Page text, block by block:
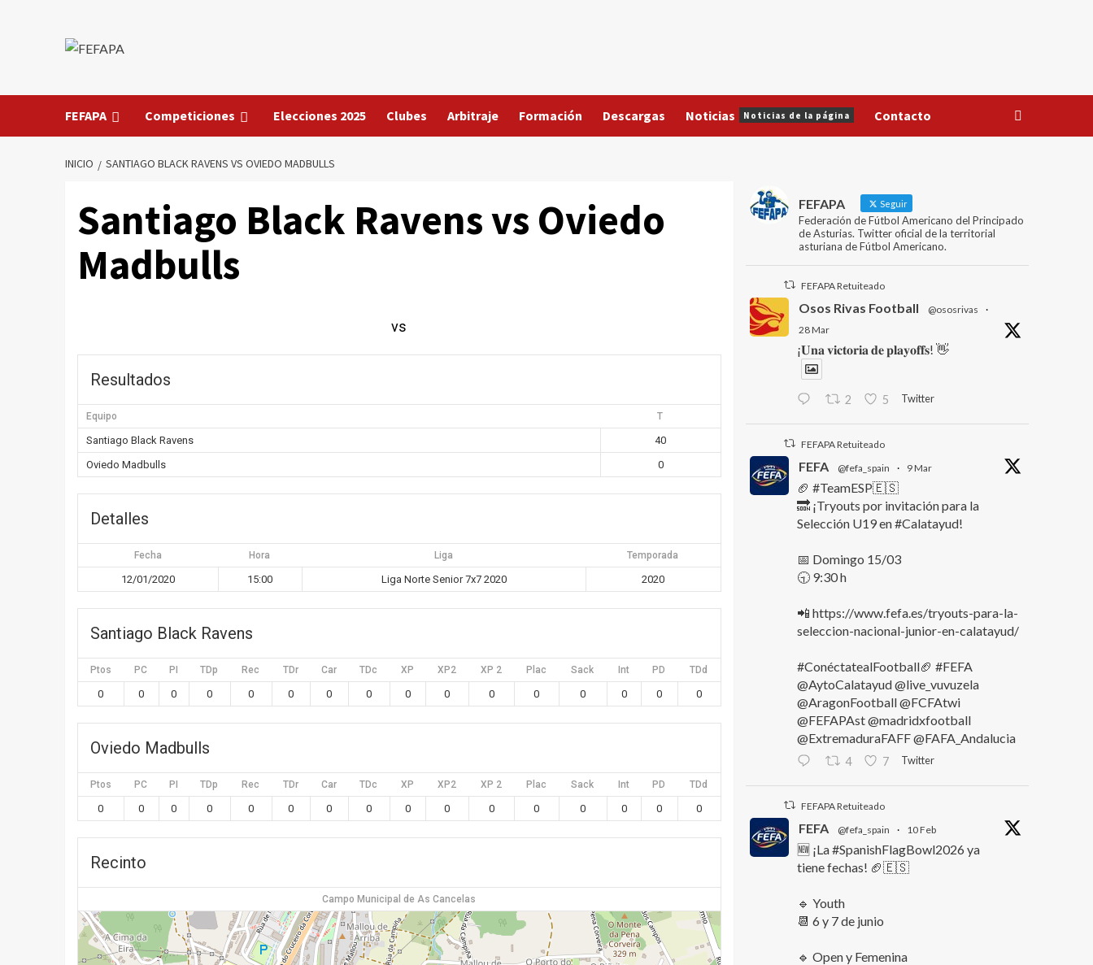
FEFAPA Competiciones Elecciones 2025 Clubes Arbitraje Formación Descargas Noticias Noticias de la página Contacto
INICIO SANTIAGO BLACK RAVENS VS OVIEDO MADBULLS
Santiago Black Ravens vs Oviedo
Madbulls
vs
Resultados
Equipo T
Santiago Black Ravens
40
Oviedo Madbulls
0
Detalles
Fecha Hora Liga Temporada
12/01/2020 15:00 Liga Norte Senior 7x7 2020 2020
Santiago Black Ravens
Ptos PC PI TDp Rec TDr Car TDc XP XP2 XP 2 Plac Sack Int PD TDd
0 0 0 0 0 0 0 0 0 0 0 0 0 0 0 0
Oviedo Madbulls
Ptos PC PI TDp Rec TDr Car TDc XP XP2 XP 2 Plac Sack Int PD TDd
0 0 0 0 0 0 0 0 0 0 0 0 0 0 0 0
Recinto
Campo Municipal de As Cancelas
FEFAPA Seguir
Federación de Fútbol Americano del Principado
de Asturias. Twitter oficial de la territorial
asturiana de Fútbol Americano.
FEFAPA Retuiteado
Osos Rivas Football @ososrivas
·
28 Mar
¡𝐔𝐧𝐚 𝐯𝐢𝐜𝐭𝐨𝐫𝐢𝐚 𝐝𝐞 𝐩𝐥𝐚𝐲𝐨𝐟𝐟𝐬! 👋
2 5 Twitter
FEFAPA Retuiteado
FEFA @fefa_spain · 9 Mar
🏈 #TeamESP🇪🇸
🔜 ¡Tryouts por invitación para la
Selección U19 en #Calatayud!
📅 Domingo 15/03
🕤 9:30 h
📲 https://www.fefa.es/tryouts-para-la-
seleccion-nacional-junior-en-calatayud/
#ConéctatealFootball🏈 #FEFA
@AytoCalatayud @live_vuvuzela
@AragonFootball @FCFAtwi
@FEFAPAst @madridxfootball
@ExtremaduraFAFF @FAFA_Andalucia
4 7 Twitter
FEFAPA Retuiteado
FEFA @fefa_spain · 10 Feb
🆕 ¡La #SpanishFlagBowl2026 ya
tiene fechas! 🏈🇪🇸
🔹 Youth
📆 6 y 7 de junio
🔹 Open y Femenina